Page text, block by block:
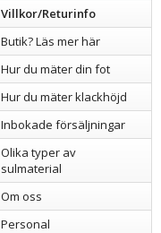
Villkor/Returinfo
Butik? Läs mer här
Hur du mäter din fot
Hur du mäter klackhöjd
Inbokade försäljningar
Olika typer av
sulmaterial
Om oss
Personal